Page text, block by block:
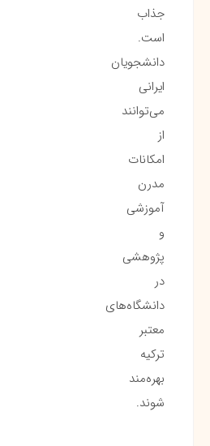
جذاب
است.
دانشجویان
ایرانی
می‌توانند
از
امکانات
مدرن
آموزشی
و
پژوهشی
در
دانشگاه‌های
معتبر
ترکیه
بهره‌مند
شوند.